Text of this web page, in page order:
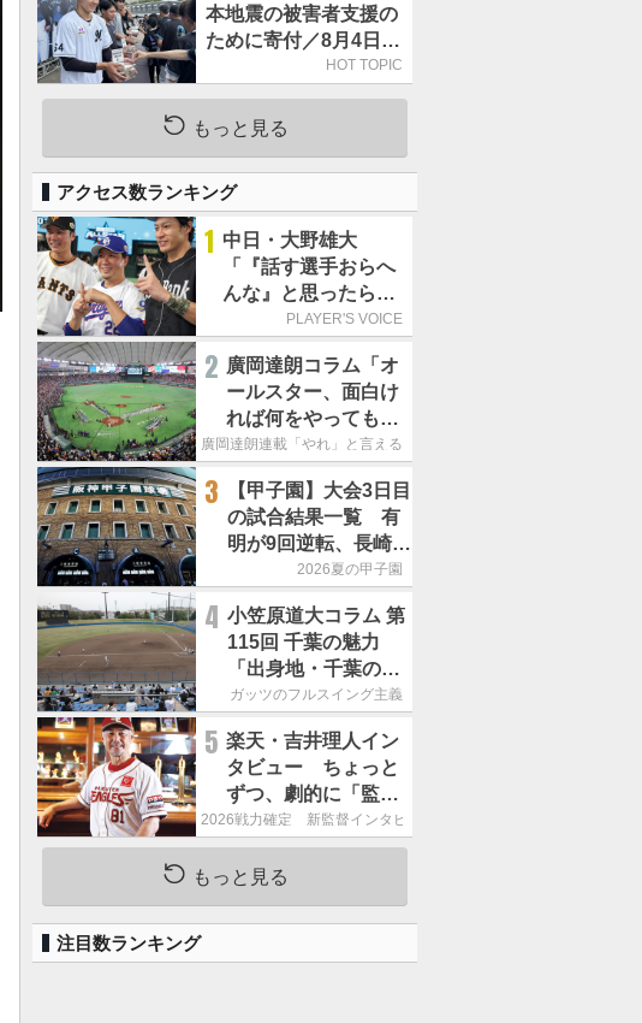
本地震の被害者支援の
ために寄付／8月4日に
は選手たちが募金箱を
HOT TOPIC
もっと見る
アクセス数ランキング
1 中日・大野雄大
「『話す選手おらへ
んな』と思ったら坂
本勇人が来た！」／
PLAYER'S VOICE
2 廣岡達朗コラム「オ
ールスター、面白け
れば何をやってもい
いという発想は大間
廣岡達朗連載「やれ」と言える信念
3
【甲子園】大会3日目
の試合結果一覧 有
明が9回逆転、長崎日
大は15得点で大勝
2026夏の甲子園
4 小笠原道大コラム 第
115回 千葉の魅力
「出身地・千葉の話
の続き。昔から野球
す」
ガッツのフルスイング主義
5 楽天・吉井理人イン
タビュー ちょっと
ずつ、劇的に「監督
が代わると何もかも
が変わるというの
は、チームにとって
す」
2026戦力確定 新監督インタビュー
もっと見る
注目数ランキング